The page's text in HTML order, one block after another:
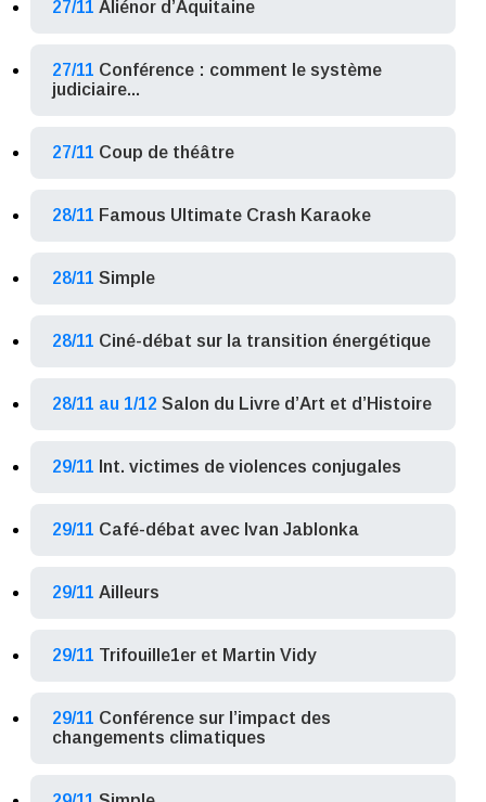
27/11 Aliénor d’Aquitaine
27/11 Conférence : comment le système
judiciaire...
27/11 Coup de théâtre
28/11 Famous Ultimate Crash Karaoke
28/11 Simple
28/11 Ciné-débat sur la transition énergétique
28/11 au 1/12 Salon du Livre d’Art et d’Histoire
29/11 Int. victimes de violences conjugales
29/11 Café-débat avec Ivan Jablonka
29/11 Ailleurs
29/11 Trifouille1er et Martin Vidy
29/11 Conférence sur l’impact des
changements climatiques